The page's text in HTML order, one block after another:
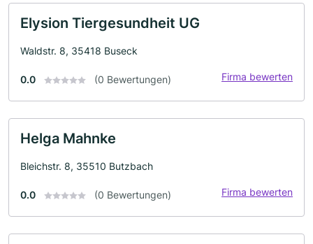
Elysion Tiergesundheit UG
Waldstr. 8, 35418 Buseck
0.0 (0 Bewertungen) Firma bewerten
Helga Mahnke
Bleichstr. 8, 35510 Butzbach
0.0 (0 Bewertungen) Firma bewerten